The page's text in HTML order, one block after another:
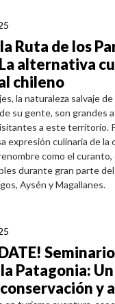
Ruta de los
alternativa
chileno
la naturaleza salvaje
su gente, son grandes
a este territorio.
expresión culinaria de la
como el curanto,
durante gran parte del
Aysén y Magallanes.
DATE!
Patagonia:
y